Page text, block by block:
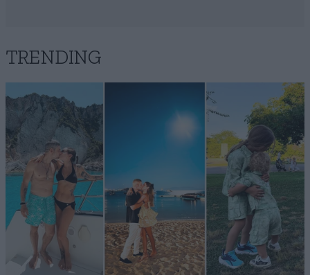
TRENDING